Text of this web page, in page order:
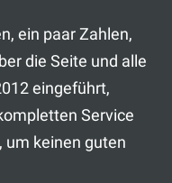
ein paar Zahlen,
die Seite und alle
eingeführt,
Service
um keinen guten